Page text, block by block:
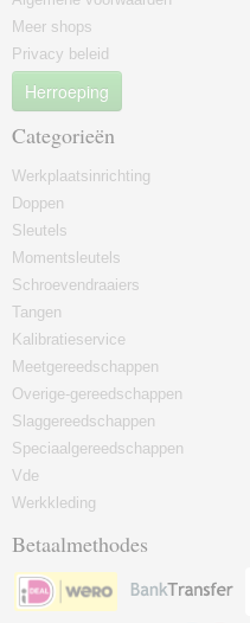
Meer shops
Privacy beleid
Herroeping
Categorieën
Werkplaatsinrichting
Doppen
Sleutels
Momentsleutels
Schroevendraaiers
Tangen
Kalibratieservice
Meetgereedschappen
Overige-gereedschappen
Slaggereedschappen
Speciaalgereedschappen
Vde
Werkkleding
Betaalmethodes